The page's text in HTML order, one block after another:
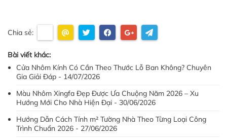
Chia sẻ:
Bài viết khác:
Cửa Nhôm Kính Có Cần Theo Thước Lỗ Ban Không? Chuyên
Gia Giải Đáp - 14/07/2026
Màu Nhôm Xingfa Đẹp Được Ưa Chuộng Năm 2026 – Xu
Hướng Mới Cho Nhà Hiện Đại - 30/06/2026
Hướng Dẫn Cách Tính m² Tường Nhà Theo Từng Loại Công
Trình Chuẩn 2026 - 27/06/2026